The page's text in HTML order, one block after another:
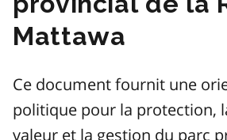
Mattawa
Ce document fournit une
politique pour la protection,
valeur et la gestion du parc